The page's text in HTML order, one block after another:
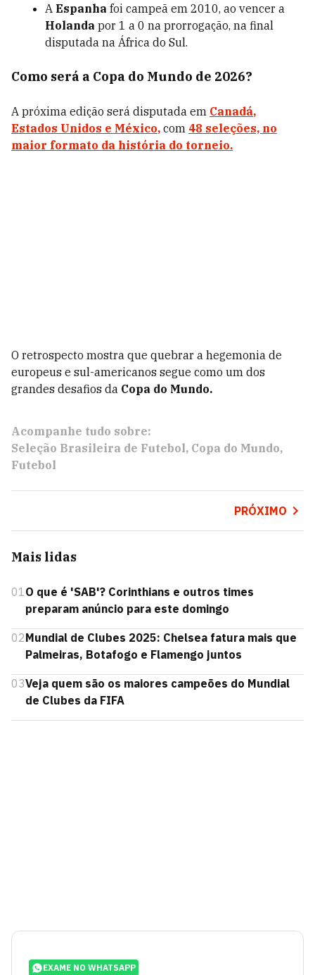
A Espanha foi campeã em 2010, ao vencer a
Holanda por 1 a 0 na prorrogação, na final
disputada na África do Sul.
Como será a Copa do Mundo de 2026?
A próxima edição será disputada em Canadá,
Estados Unidos e México, com 48 seleções, no
maior formato da história do torneio.
O retrospecto mostra que quebrar a hegemonia de
europeus e sul-americanos segue como um dos
grandes desafios da Copa do Mundo.
Acompanhe tudo sobre:
Seleção Brasileira de Futebol Copa do Mundo
Futebol
PRÓXIMO
Mais lidas
01O que é 'SAB'? Corinthians e outros times
preparam anúncio para este domingo
02Mundial de Clubes 2025: Chelsea fatura mais que
Palmeiras, Botafogo e Flamengo juntos
03Veja quem são os maiores campeões do Mundial
de Clubes da FIFA
EXAME NO WHATSAPP